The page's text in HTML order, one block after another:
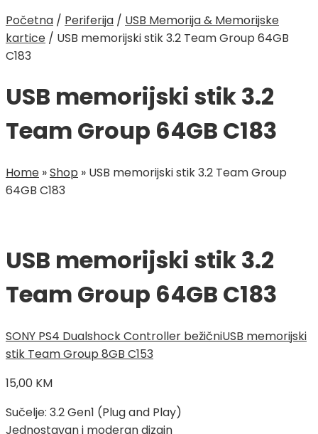
Početna / Periferija / USB Memorija & Memorijske
kartice / USB memorijski stik 3.2 Team Group 64GB
C183
USB memorijski stik 3.2
Team Group 64GB C183
Home »Shop » USB memorijski stik 3.2 Team Group
64GB C183
USB memorijski stik 3.2
Team Group 64GB C183
SONY PS4 Dualshock Controller bežičniUSB memorijski
stik Team Group 8GB C153
15,00 KM
Sučelje: 3.2 Gen1 (Plug and Play)
Jednostavan i moderan dizajn